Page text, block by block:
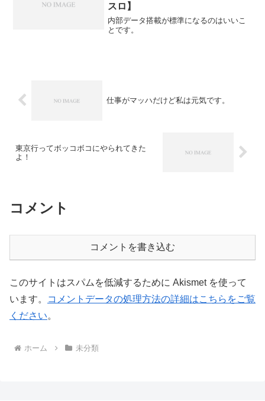
スロ】
内部データ搭載が標準になるのはいいこ
とです。
仕事がマッハだけど私は元気です。
東京行ってボッコボコにやられてきた
よ！
コメント
コメントを書き込む
このサイトはスパムを低減するために Akismet を使って
います。
コメントデータの処理方法の詳細はこちらをご覧
ください。
ホーム 未分類